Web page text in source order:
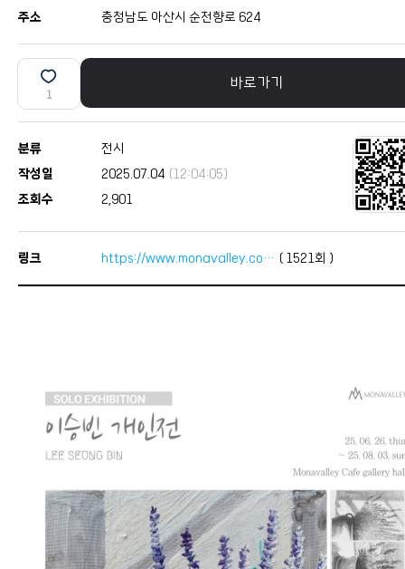
주소
충청남도 아산시 순천향로 624
1
바로가기
분류
전시
작성일
2025.07.04 (12:04:05)
조회수
2,901
링크 https://www.monavalley.co… ( 1521 회 )